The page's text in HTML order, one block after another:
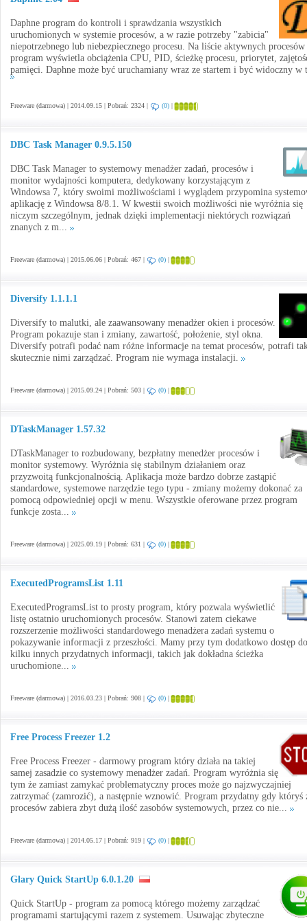
Daphne program do kontroli i sprawdzania wszystkich
uruchomionych w systemie procesów, a w razie potrzeby "zabicia"
niepotrzebnego lub niebezpiecznego procesu. Na liście aktywnych procesów
program wyświetla obciążenia CPU, PID, ścieżkę procesu, priorytet,
pamięci. Daphne może być uruchamiany wraz ze startem i być widoczny w
Freeware (darmowa) | 2014.09.15 | Pobrań: 2324 | (0) |
DBC Task Manager 0.9.5.150
DBC Task Manager to systemowy menadżer zadań, procesów i
monitor wydajności komputera, dedykowany korzystającym z
Windowsa 7, który swoimi możliwościami i wyglądem przypomina
aplikację z Windowsa 8/8.1. W kwestii swoich możliwości nie wyróżnia się
niczym szczególnym, jednak dzięki implementacji niektórych rozwiązań
znanych z m...
Freeware (darmowa) | 2015.06.06 | Pobrań: 467 | (0) |
Diversify 1.1.1.1
Diversify to malutki, ale zaawansowany menadżer okien i procesów.
Program pokazuje stan i zmiany, zawartość, położenie, styl okna.
Diversify potrafi podać nam różne informacje na temat procesów, potrafi
skutecznie nimi zarządzać. Program nie wymaga instalacji.
Freeware (darmowa) | 2015.09.24 | Pobrań: 503 | (0) |
DTaskManager 1.57.32
DTaskManager to rozbudowany, bezpłatny menedżer procesów i
monitor systemowy. Wyróżnia się stabilnym działaniem oraz
przyzwoitą funkcjonalnością. Aplikacja może bardzo dobrze zastąpić
standardowe, systemowe narzędzie tego typu - zmiany możemy dokonać za
pomocą odpowiedniej opcji w menu. Wszystkie oferowane przez program
funkcje zosta...
Freeware (darmowa) | 2025.09.19 | Pobrań: 631 | (0) |
ExecutedProgramsList 1.11
ExecutedProgramsList to prosty program, który pozwala wyświetlić
listę ostatnio uruchomionych procesów. Stanowi zatem ciekawe
rozszerzenie możliwości standardowego menadżera zadań systemu o
pokazywanie informacji z przeszłości. Mamy przy tym dodatkowo dostęp do
kilku innych przydatnych informacji, takich jak dokładna ścieżka
uruchomione...
Freeware (darmowa) | 2016.03.23 | Pobrań: 908 | (0) |
Free Process Freezer 1.2
Free Process Freezer - darmowy program który działa na takiej
samej zasadzie co systemowy menadżer zadań. Program wyróżnia się
tym że zamiast zamykać problematyczny proces może go najzwyczajniej
zatrzymać (zamrozić), a następnie wznowić. Program przydatny gdy któryś
procesów zabiera zbyt dużą ilość zasobów systemowych, przez co nie...
Freeware (darmowa) | 2014.05.17 | Pobrań: 919 | (0) |
Glary Quick StartUp 6.0.1.20
Quick StartUp - program za pomocą którego możemy zarządzać
programami startującymi razem z systemem. Usuwając zbyteczne